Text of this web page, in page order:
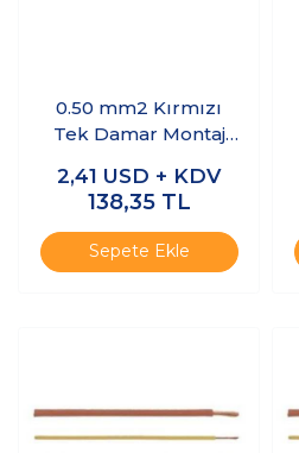
0.50 mm2 Kırmızı
Tek Damar Montaj
2,41 USD + KDV
138,35 TL
Sepete Ekle